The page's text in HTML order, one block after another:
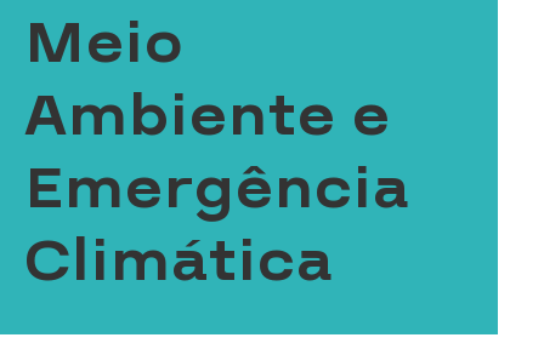
Meio
Ambiente e
Emergência
Climática